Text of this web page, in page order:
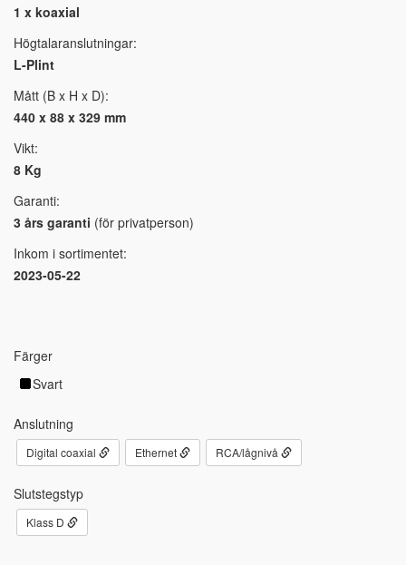
1 x koaxial
Högtalaranslutningar:
L-Plint
Mått (B x H x D):
440 x 88 x 329 mm
Vikt:
8 Kg
Garanti:
3 års garanti (för privatperson)
Inkom i sortimentet:
2023-05-22
Färger
Svart
Anslutning
Digital coaxial Ethernet RCA/lågnivå
Slutstegstyp
Klass D